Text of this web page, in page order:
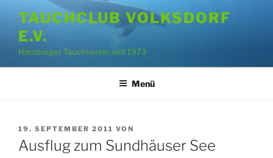
Inhalt
springen
TAUCHCLUB VOLKSDORF
E.V.
Hamburger Tauchverein seit 1973
Menü
VERÖFFENTLICHT
AM
19. SEPTEMBER 2011 VON
Ausflug zum Sundhäuser See